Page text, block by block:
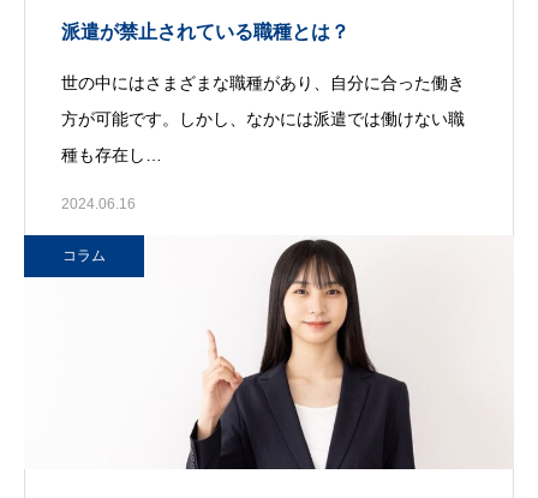
派遣が禁止されている職種とは？
世の中にはさまざまな職種があり、自分に合った働き
方が可能です。しかし、なかには派遣では働けない職
種も存在し…
2024.06.16
コラム